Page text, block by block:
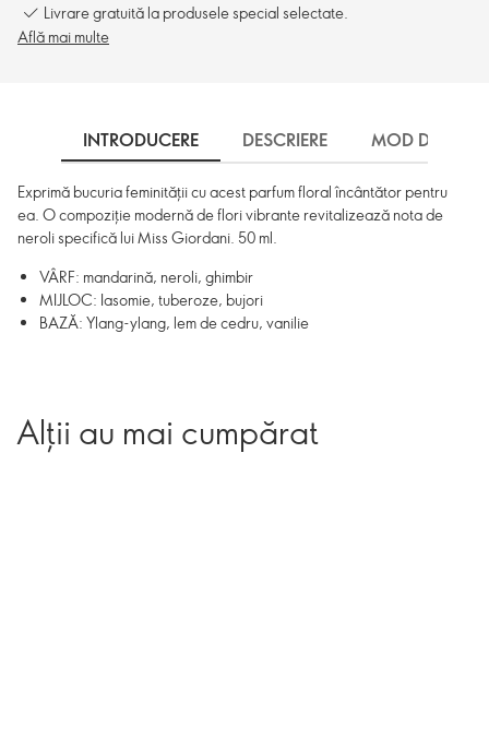
Livrare gratuită la produsele special selectate.
Află mai multe
INTRODUCERE DESCRIERE MOD DE
Exprimă bucuria feminității cu acest parfum floral încântător pentru
ea. O compoziție modernă de flori vibrante revitalizează nota de
neroli specifică lui Miss Giordani. 50 ml.
VÂRF: mandarină, neroli, ghimbir
MIJLOC: Iasomie, tuberoze, bujori
BAZĂ: Ylang-ylang, lem de cedru, vanilie
Alții au mai cumpărat